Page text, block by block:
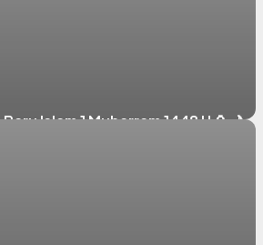
Islam 1 Muharram 1448 H 🏮🌙